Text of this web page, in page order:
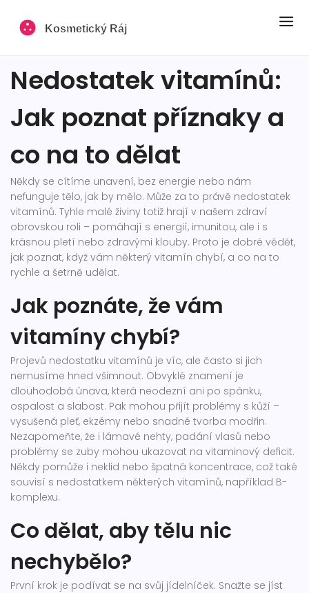
Nedostatek vitamínů:
Jak poznat příznaky a
co na to dělat
Někdy se cítíme unavení, bez energie nebo nám
nefunguje tělo, jak by mělo. Může za to právě nedostatek
vitamínů. Tyhle malé živiny totiž hrají v našem zdraví
obrovskou roli – pomáhají s energií, imunitou, ale i s
krásnou pletí nebo zdravými klouby. Proto je dobré vědět,
jak poznat, když vám některý vitamín chybí, a co na to
rychle a šetrně udělat.
Jak poznáte, že vám
vitamíny chybí?
Projevů nedostatku vitamínů je víc, ale často si jich
nemusíme hned všimnout. Obvyklé znamení je
dlouhodobá únava, která neodezní ani po spánku,
ospalost a slabost. Pak mohou přijít problémy s kůží –
vysušená pleť, ekzémy nebo snadné tvorba modřin.
Nezapomeňte, že i lámavé nehty, padání vlasů nebo
problémy se zuby mohou ukazovat na vitaminový deficit.
Někdy pomůže i neklid nebo špatná koncentrace, což také
souvisí s nedostatkem některých vitamínů, například B-
komplexu.
Co dělat, aby tělu nic
nechybělo?
První krok je podívat se na svůj jídelníček. Snažte se jíst